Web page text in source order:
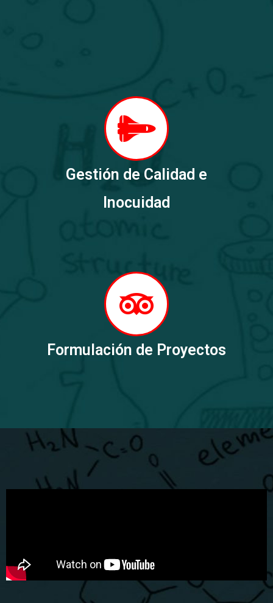
Gestión de Calidad e
Inocuidad
Formulación de Proyectos